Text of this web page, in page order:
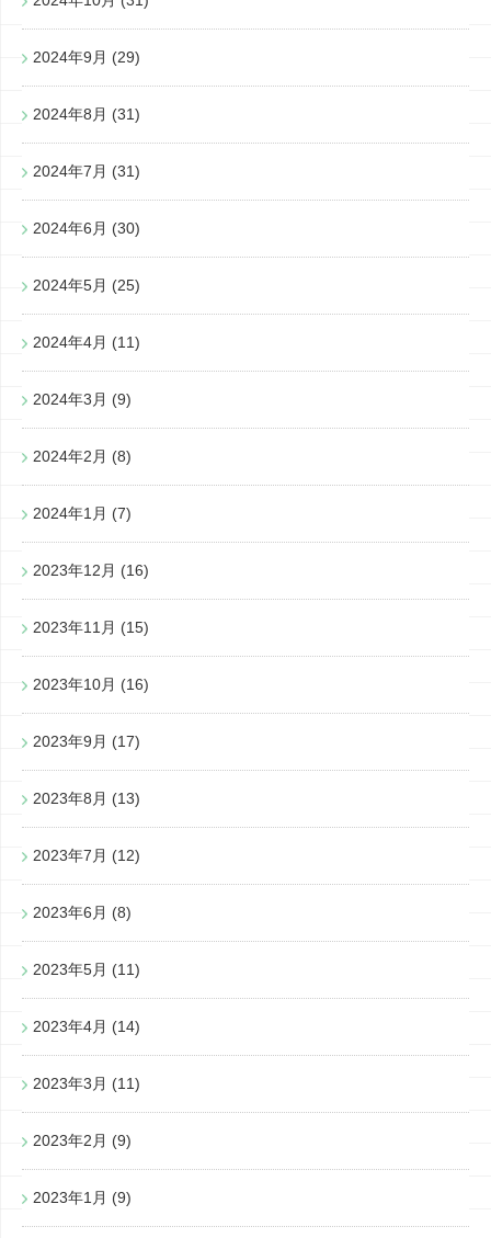
2024年9月 (29)
2024年8月 (31)
2024年7月 (31)
2024年6月 (30)
2024年5月 (25)
2024年4月 (11)
2024年3月 (9)
2024年2月 (8)
2024年1月 (7)
2023年12月 (16)
2023年11月 (15)
2023年10月 (16)
2023年9月 (17)
2023年8月 (13)
2023年7月 (12)
2023年6月 (8)
2023年5月 (11)
2023年4月 (14)
2023年3月 (11)
2023年2月 (9)
2023年1月 (9)